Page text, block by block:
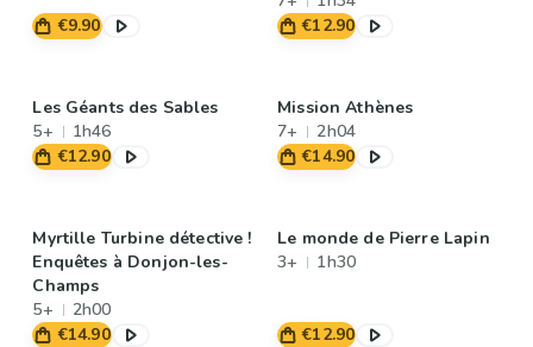
€9.90
€12.90
Les Géants des Sables
5+
1h46
€12.90
Mission Athènes
7+
2h04
€14.90
Myrtille Turbine détective !
Enquêtes à Donjon-les-
Champs
5+
2h00
€14.90
Le monde de Pierre Lapin
3+
1h30
€12.90